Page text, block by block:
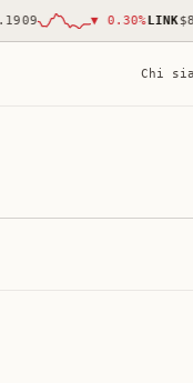
▼ 0.30% LINK
Chi